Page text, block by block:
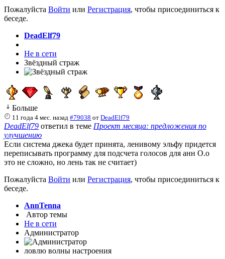
Пожалуйста Войти или Регистрация, чтобы присоединиться к
беседе.
DeadElf79
Не в сети
Звёздный страж
Больше
11 года 4 мес. назад #79038 отDeadElf79
DeadElf79 ответил в теме Проект месяца: предложения по
улучшению
Если система джека будет принята, ленивому эльфу придется
переписывать программу для подсчета голосов для анн О.о
это не сложно, но лень так не считает)
Пожалуйста Войти или Регистрация, чтобы присоединиться к
беседе.
AnnTenna
Автор темы
Не в сети
Администратор
ловлю волны настроения